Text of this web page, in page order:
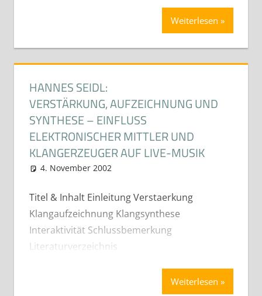
Weiterlesen
HANNES SEIDL:
VERSTÄRKUNG, AUFZEICHNUNG UND
SYNTHESE – EINFLUSS
ELEKTRONISCHER MITTLER UND
KLANGERZEUGER AUF LIVE-MUSIK
4. November 2002
Titel & Inhalt Einleitung Verstaerkung
Klangaufzeichnung Klangsynthese
Interaktivität Schlussbemerkung
Literaturverzeichnis
Weiterlesen